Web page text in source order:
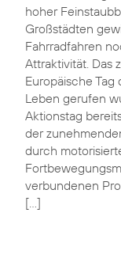
hoher
Großstädten
Fahrradfahren
Attraktivität. Das
Europäische Tag
Leben gerufen
Aktionstag
der
durch
verbundenen
[…]